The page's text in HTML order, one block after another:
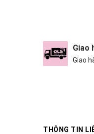
Giao
Giao
THÔNG TIN